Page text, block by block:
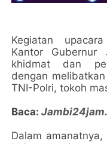
Kegiatan
Kantor Gubernur
khidmat dan
dengan
TNI-Polri, tokoh
Baca:
Dalam